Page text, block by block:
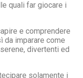
quali far giocare i
e comprendere
da imparare come
divertenti ed
solamente i